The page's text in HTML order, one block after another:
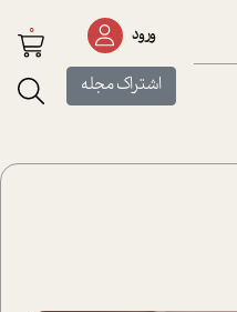
ورود
اشتراک مجله
0